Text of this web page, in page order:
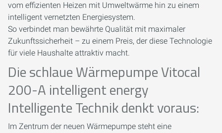
vom effizienten Heizen mit Umweltwärme hin zu einem
intelligent vernetzten Energiesystem.
So verbindet man bewährte Qualität mit maximaler
Zukunftssicherheit – zu einem Preis, der diese Technologie
für viele Haushalte attraktiv macht.
Die schlaue Wärmepumpe Vitocal
200-A intelligent energy
Intelligente Technik denkt voraus:
Im Zentrum der neuen Wärmepumpe steht eine